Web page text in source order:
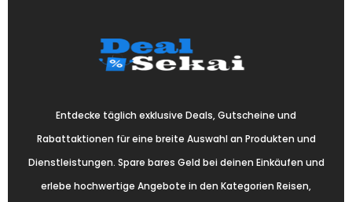
Entdecke täglich exklusive Deals, Gutscheine und
Rabattaktionen für eine breite Auswahl an Produkten und
Dienstleistungen. Spare bares Geld bei deinen Einkäufen und
erlebe hochwertige Angebote in den Kategorien Reisen,